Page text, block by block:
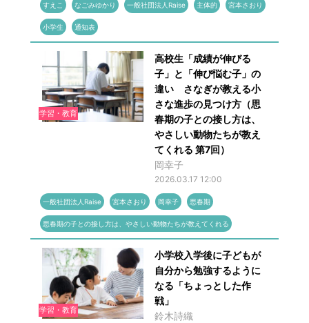
すえこ なごみゆかり 一般社団法人Raise 主体的 宮本さおり
小学生 通知表
学習・教育
高校生「成績が伸びる
子」と「伸び悩む子」の
違い さなぎが教える小
さな進歩の見つけ方（思
春期の子との接し方は、
やさしい動物たちが教え
てくれる 第7回）
岡幸子
2026.03.17 12:00
一般社団法人Raise 宮本さおり 岡幸子 思春期
思春期の子との接し方は、やさしい動物たちが教えてくれる
学習・教育
小学校入学後に子どもが
自分から勉強するように
なる「ちょっとした作
戦」
鈴木詩織